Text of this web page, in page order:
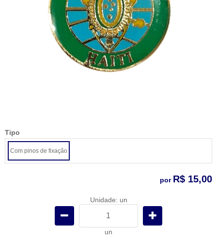
Tipo
Com pinos de fixação
por R$ 15,00
Unidade: un
un